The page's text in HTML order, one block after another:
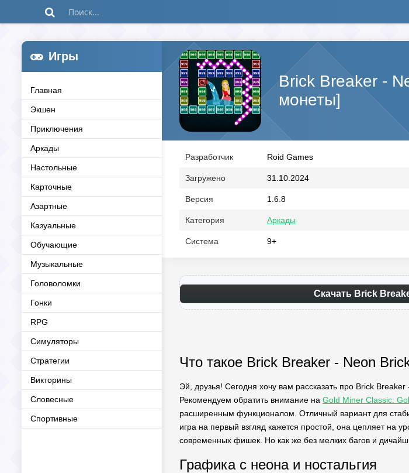
Игры
Главная
Экшен
Приключения
Аркады
Настольные
Карточные
Азартные
Казуальные
Обучающие
Музыкальные
Головоломки
Гонки
RPG
Симуляторы
Стратегии
Викторины
Словесные
Спортивные
Brick Breaker -
монеты]
Разработчик Roid Games
Загружено 31.10.2024
Версия 1.6.8
Категория Аркады
Система 9+
Скачать Brick
Что такое Brick Breaker - Neon
Эй, друзья! Сегодня хочу вам рассказать про Brick
Рекомендуем обратить внимание на Gold Miner Classic:
расширенным функционалом. Отличный вариант для
игра на первый взгляд кажется простой, она цепляет на
современных фишек. Но как же без мелких багов и
Графика с неона и ностальгия